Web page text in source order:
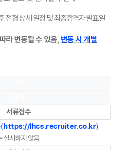
전형 상세 일정 및 최종합격자 발표일
라 변동될 수 있음, 변동 시 개별
서류접수
https://lhcs.recruiter.co.kr)
실시하지 않음